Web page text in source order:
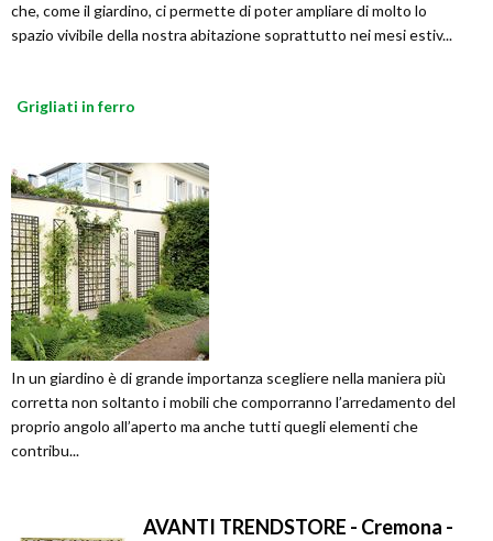
che, come il giardino, ci permette di poter ampliare di molto lo
spazio vivibile della nostra abitazione soprattutto nei mesi estiv...
Grigliati in ferro
In un giardino è di grande importanza scegliere nella maniera più
corretta non soltanto i mobili che comporranno l’arredamento del
proprio angolo all’aperto ma anche tutti quegli elementi che
contribu...
AVANTI TRENDSTORE - Cremona -